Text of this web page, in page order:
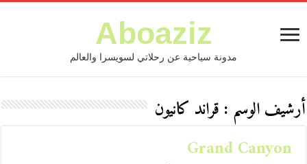
Aboaziz
مدونة سياحية عن رحلاتي لسويسرا والعالم
أرشيف الوسم : قراند كانيون
Grand Canyon